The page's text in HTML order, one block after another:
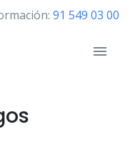
91 549 03 00